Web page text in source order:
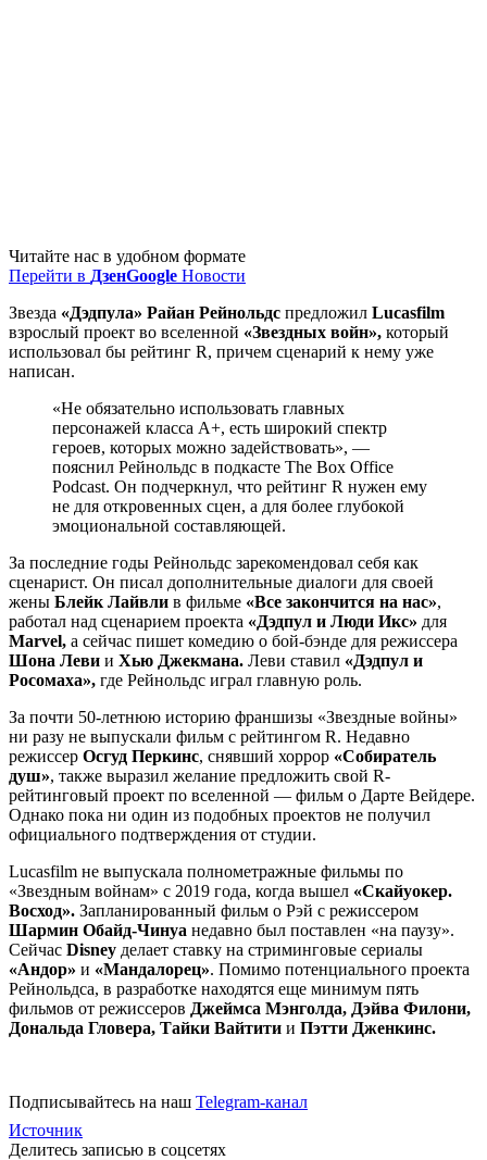
Читайте нас в удобном формате
Перейти в ДзенGoogle Новости
Звезда «Дэдпула» Райан Рейнольдс предложил Lucasfilm
взрослый проект во вселенной «Звездных войн», который
использовал бы рейтинг R, причем сценарий к нему уже
написан.
«Не обязательно использовать главных
персонажей класса А+, есть широкий спектр
героев, которых можно задействовать», —
пояснил Рейнольдс в подкасте The Box Office
Podcast. Он подчеркнул, что рейтинг R нужен ему
не для откровенных сцен, а для более глубокой
эмоциональной составляющей.
За последние годы Рейнольдс зарекомендовал себя как
сценарист. Он писал дополнительные диалоги для своей
жены Блейк Лайвли в фильме «Все закончится на нас»,
работал над сценарием проекта «Дэдпул и Люди Икс» для
Marvel, а сейчас пишет комедию о бой-бэнде для режиссера
Шона Леви и Хью Джекмана. Леви ставил «Дэдпул и
Росомаха», где Рейнольдс играл главную роль.
За почти 50-летнюю историю франшизы «Звездные войны»
ни разу не выпускали фильм с рейтингом R. Недавно
режиссер Осгуд Перкинс, снявший хоррор «Собиратель
душ», также выразил желание предложить свой R-
рейтинговый проект по вселенной — фильм о Дарте Вейдере.
Однако пока ни один из подобных проектов не получил
официального подтверждения от студии.
Lucasfilm не выпускала полнометражные фильмы по
«Звездным войнам» с 2019 года, когда вышел «Скайуокер.
Восход». Запланированный фильм о Рэй с режиссером
Шармин Обайд-Чинуа недавно был поставлен «на паузу».
Сейчас Disney делает ставку на стриминговые сериалы
«Андор» и «Мандалорец». Помимо потенциального проекта
Рейнольдса, в разработке находятся еще минимум пять
фильмов от режиссеров Джеймса Мэнголда, Дэйва Филони,
Дональда Гловера, Тайки Вайтити и Пэтти Дженкинс.
Подписывайтесь на наш Telegram-канал
Источник
Делитесь записью в соцсетях